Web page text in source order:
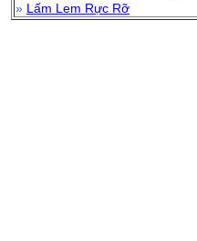
» Lấm Lem Rực Rỡ